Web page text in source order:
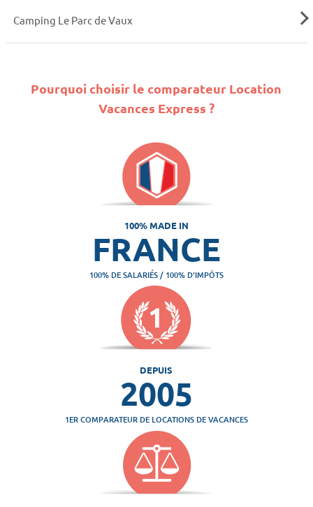
Camping Le Parc de Vaux
Pourquoi choisir le comparateur Location
Vacances Express ?
100% MADE IN
FRANCE
100% DE SALARIÉS / 100% D'IMPÔTS
DEPUIS
2005
1ER COMPARATEUR DE LOCATIONS DE VACANCES